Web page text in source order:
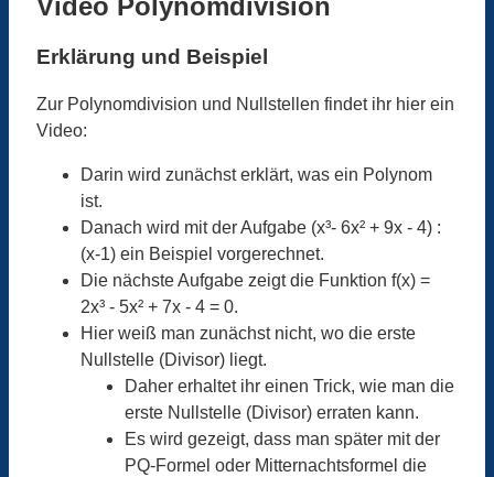
Erklärung und Beispiel
Zur Polynomdivision und Nullstellen findet ihr hier ein
Video:
Darin wird zunächst erklärt, was ein Polynom
ist.
Danach wird mit der Aufgabe (x³- 6x² + 9x - 4) :
(x-1) ein Beispiel vorgerechnet.
Die nächste Aufgabe zeigt die Funktion f(x) =
2x³ - 5x² + 7x - 4 = 0.
Hier weiß man zunächst nicht, wo die erste
Nullstelle (Divisor) liegt.
Daher erhaltet ihr einen Trick, wie man die
erste Nullstelle (Divisor) erraten kann.
Es wird gezeigt, dass man später mit der
PQ-Formel oder Mitternachtsformel die